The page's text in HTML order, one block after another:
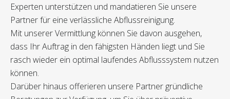
Experten unterstützen und mandatieren Sie unsere
Partner für eine verlässliche Abflussreinigung.
Mit unserer Vermittlung können Sie davon ausgehen,
dass Ihr Auftrag in den fähigsten Händen liegt und Sie
rasch wieder ein optimal laufendes Abflusssystem nutzen
können.
Darüber hinaus offerieren unsere Partner gründliche